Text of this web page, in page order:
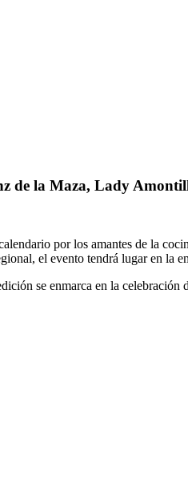
de la Maza, Lady
por los amantes de la
el evento tendrá lugar en la
se enmarca en la